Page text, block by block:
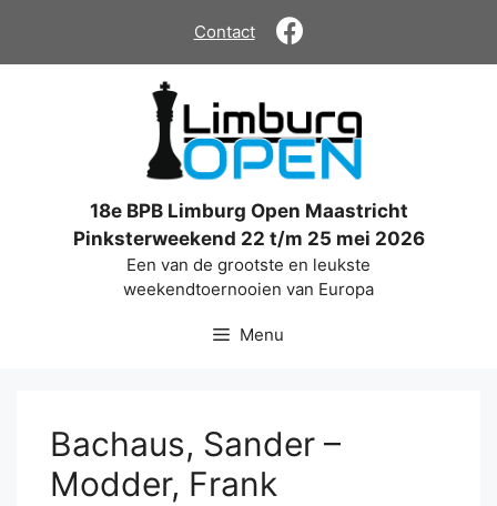
de
Contact
18e BPB Limburg Open Maastricht
Pinksterweekend 22 t/m 25 mei 2026
Een van de grootste en leukste
weekendtoernooien van Europa
Menu
Bachaus, Sander –
Modder, Frank